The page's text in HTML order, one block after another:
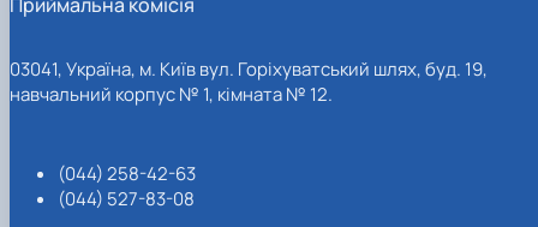
03041, Україна, м. Київ вул. Горіхуватський шлях, буд. 19,
навчальний корпус № 1, кімната № 12.
(044) 258-42-63
(044) 527-83-08